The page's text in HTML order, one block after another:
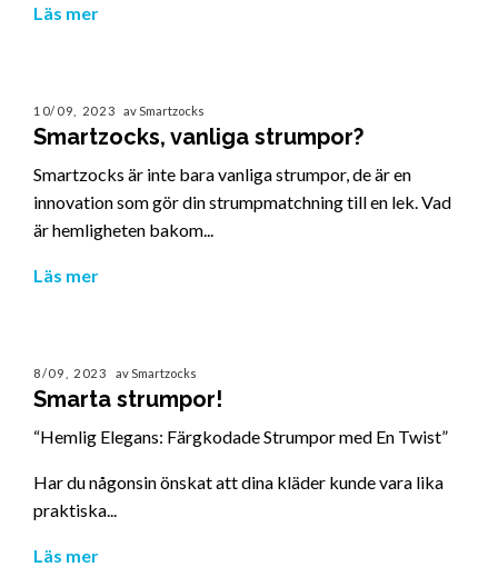
Läs mer
10/09, 2023 av Smartzocks
Smartzocks, vanliga strumpor?
Smartzocks är inte bara vanliga strumpor, de är en
innovation som gör din strumpmatchning till en lek. Vad
är hemligheten bakom...
Läs mer
8/09, 2023 av Smartzocks
Smarta strumpor!
“Hemlig Elegans: Färgkodade Strumpor med En Twist”
Har du någonsin önskat att dina kläder kunde vara lika
praktiska...
Läs mer